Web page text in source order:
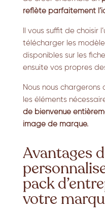
reflète parfaitement
Il vous suffit de choisir
télécharger les
disponibles sur les
ensuite vos propres
Nous nous
les éléments
de bienvenue
image de marque.
Avantages
pack
votre